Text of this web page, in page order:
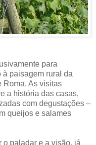
para
paisagem rural da
Roma. As visitas
a história das casas,
com degustações –
queijos e salames
o paladar e a visão, já